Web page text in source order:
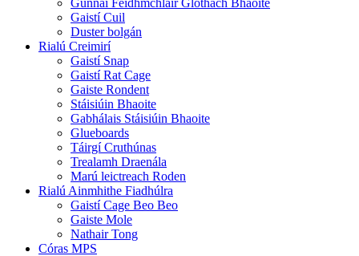
Gaistí Cuil
Duster bolgán
Rialú Creimirí
Gaistí Snap
Gaistí Rat Cage
Gaiste Rondent
Stáisiúin Bhaoite
Gabhálais Stáisiúin Bhaoite
Glueboards
Táirgí Cruthúnas
Trealamh Draenála
Marú leictreach Roden
Rialú Ainmhithe Fiadhúlra
Gaistí Cage Beo Beo
Gaiste Mole
Nathair Tong
Córas MPS